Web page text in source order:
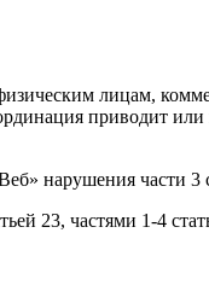
лицам,
приводит
нарушения части 3
23, частями 1-4